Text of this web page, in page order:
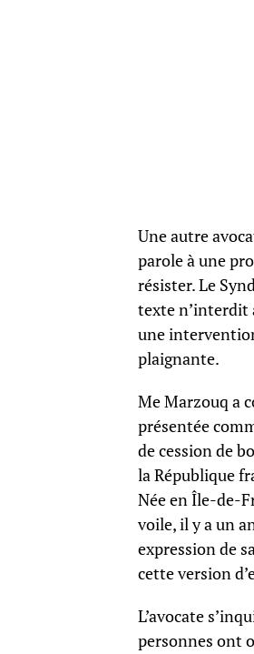
Une autre
parole à une
résister. Le
texte n’interdit
une
plaignante.
Me Marzouq a
présentée
de cession de
la République
Née en Île-de-
voile, il y a un
expression de
cette version
L’avocate
personnes ont